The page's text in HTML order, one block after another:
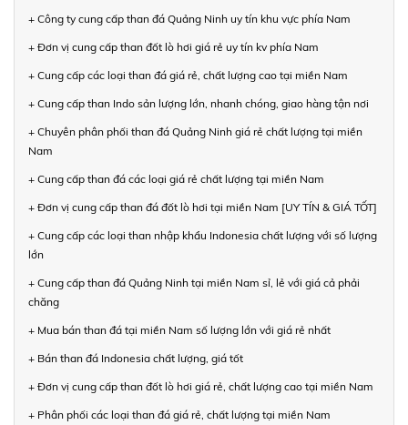
+ Công ty cung cấp than đá Quảng Ninh uy tín khu vực phía Nam
+ Đơn vị cung cấp than đốt lò hơi giá rẻ uy tín kv phía Nam
+ Cung cấp các loại than đá giá rẻ, chất lượng cao tại miền Nam
+ Cung cấp than Indo sản lượng lớn, nhanh chóng, giao hàng tận nơi
+ Chuyên phân phối than đá Quảng Ninh giá rẻ chất lượng tại miền
Nam
+ Cung cấp than đá các loại giá rẻ chất lượng tại miền Nam
+ Đơn vị cung cấp than đá đốt lò hơi tại miền Nam [UY TÍN & GIÁ TỐT]
+ Cung cấp các loại than nhập khẩu Indonesia chất lượng với số lượng
lớn
+ Cung cấp than đá Quảng Ninh tại miền Nam sỉ, lẻ với giá cả phải
chăng
+ Mua bán than đá tại miền Nam số lượng lớn với giá rẻ nhất
+ Bán than đá Indonesia chất lượng, giá tốt
+ Đơn vị cung cấp than đốt lò hơi giá rẻ, chất lượng cao tại miền Nam
+ Phân phối các loại than đá giá rẻ, chất lượng tại miền Nam